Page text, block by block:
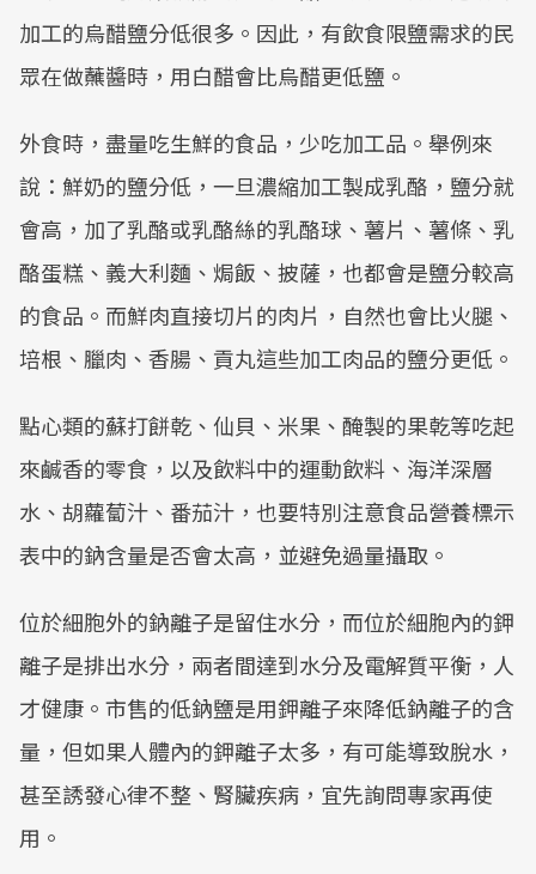
加工的烏醋鹽分低很多。因此，有飲食限鹽需求的民
眾在做蘸醬時，用白醋會比烏醋更低鹽。
外食時，盡量吃生鮮的食品，少吃加工品。舉例來
說：鮮奶的鹽分低，一旦濃縮加工製成乳酪，鹽分就
會高，加了乳酪或乳酪絲的乳酪球、薯片、薯條、乳
酪蛋糕、義大利麵、焗飯、披薩，也都會是鹽分較高
的食品。而鮮肉直接切片的肉片，自然也會比火腿、
培根、臘肉、香腸、貢丸這些加工肉品的鹽分更低。
點心類的蘇打餅乾、仙貝、米果、醃製的果乾等吃起
來鹹香的零食，以及飲料中的運動飲料、海洋深層
水、胡蘿蔔汁、番茄汁，也要特別注意食品營養標示
表中的鈉含量是否會太高，並避免過量攝取。
位於細胞外的鈉離子是留住水分，而位於細胞內的鉀
離子是排出水分，兩者間達到水分及電解質平衡，人
才健康。市售的低鈉鹽是用鉀離子來降低鈉離子的含
量，但如果人體內的鉀離子太多，有可能導致脫水，
甚至誘發心律不整、腎臟疾病，宜先詢問專家再使
用。